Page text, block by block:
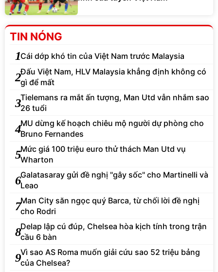
TIN NÓNG
1Cái dớp khó tin của Việt Nam trước Malaysia
2Đấu Việt Nam, HLV Malaysia khẳng định không có
gì để mất
3Tielemans ra mắt ấn tượng, Man Utd vẫn nhắm sao
26 tuổi
4MU dừng kế hoạch chiêu mộ người dự phòng cho
Bruno Fernandes
5Mức giá 100 triệu euro thử thách Man Utd vụ
Wharton
6Galatasaray gửi đề nghị "gây sốc" cho Martinelli và
Leao
7Man City săn ngọc quý Barca, từ chối lời đề nghị
cho Rodri
8Delap lập cú đúp, Chelsea hòa kịch tính trong trận
cầu 6 bàn
9Vì sao AS Roma muốn giải cứu sao 52 triệu bảng
của Chelsea?